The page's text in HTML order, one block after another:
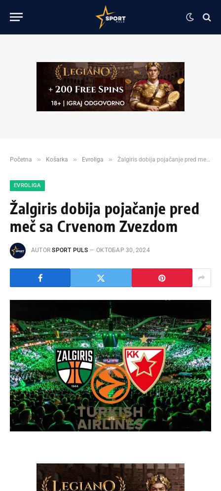
Početna » Košarka » Evroliga » Žalgiris dobija pojačanje pred meč sa Crvenom Zvezdom
EVROLIGA
Žalgiris dobija pojačanje pred
meč sa Crvenom Zvezdom
AUTOR SPORT PULS ОКТОБАР 30, 2024